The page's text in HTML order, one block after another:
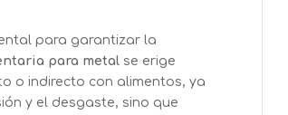
para garantizar la
para metal se erige
o indirecto con alimentos, ya
y el desgaste, sino que